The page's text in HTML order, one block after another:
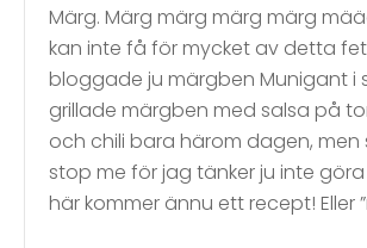
Märg. Märg märg märg märg
kan inte få för mycket av detta
bloggade ju märgben Munigant i
grillade märgben med salsa på
och chili bara härom dagen,
stop me för jag tänker ju inte
här kommer ännu ett recept! Eller